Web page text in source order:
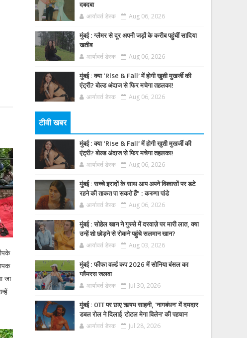
जा
दबदबा
आर्यावर्त डेस्क Aug 06, 2026
मुंबई : ग्लैमर से दूर अपनी जड़ों के करीब पहुंचीं सादिया
खतीब
आर्यावर्त डेस्क Aug 06, 2026
मुंबई : क्या ‘Rise & Fall’ में होगी खुशी मुखर्जी की
एंट्री? बोल्ड अंदाज से फिर मचेगा तहलका!
आर्यावर्त डेस्क Aug 06, 2026
टीवी खबर
मुंबई : क्या ‘Rise & Fall’ में होगी खुशी मुखर्जी की
एंट्री? बोल्ड अंदाज से फिर मचेगा तहलका!
आर्यावर्त डेस्क Aug 06, 2026
मुंबई : सच्चे इरादों के साथ आप अपने विश्वासों पर डटे
रहने की ताकत पा सकते हैं” : करुणा पांडे
आर्यावर्त डेस्क Aug 06, 2026
मुंबई : सोहेल खान ने गुस्से में दरवाज़े पर मारी लात, क्या
उन्हें शो छोड़ने से रोकने पहुंचे सलमान खान?
आर्यावर्त डेस्क Aug 03, 2026
मुंबई : फीफा वर्ल्ड कप 2026 में सोनिया बंसल का
ग्लैमरस जलवा
आर्यावर्त डेस्क Jul 30, 2026
मुंबई : OTT पर छाए ऋषभ साहनी, 'नागबंधन' में दमदार
डबल रोल ने दिलाई 'टोटल मेगा विलेन' की पहचान
आर्यावर्त डेस्क Jul 28, 2026